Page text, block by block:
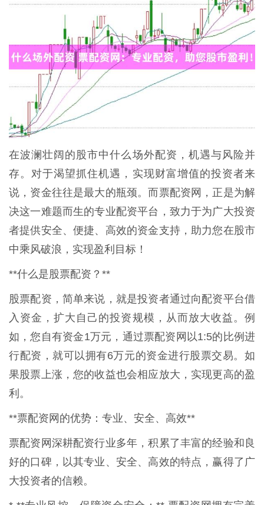
在波澜壮阔的股市中什么场外配资，机遇与风险并
存。对于渴望抓住机遇，实现财富增值的投资者来
说，资金往往是最大的瓶颈。而票配资网，正是为解
决这一难题而生的专业配资平台，致力于为广大投资
者提供安全、便捷、高效的资金支持，助力您在股市
中乘风破浪，实现盈利目标！
**什么是股票配资？**
股票配资，简单来说，就是投资者通过向配资平台借
入资金，扩大自己的投资规模，从而放大收益。例
如，您自有资金1万元，通过票配资网以1:5的比例进
行配资，就可以拥有6万元的资金进行股票交易。如
果股票上涨，您的收益也会相应放大，实现更高的盈
利。
**票配资网的优势：专业、安全、高效**
票配资网深耕配资行业多年，积累了丰富的经验和良
好的口碑，以其专业、安全、高效的特点，赢得了广
大投资者的信赖。